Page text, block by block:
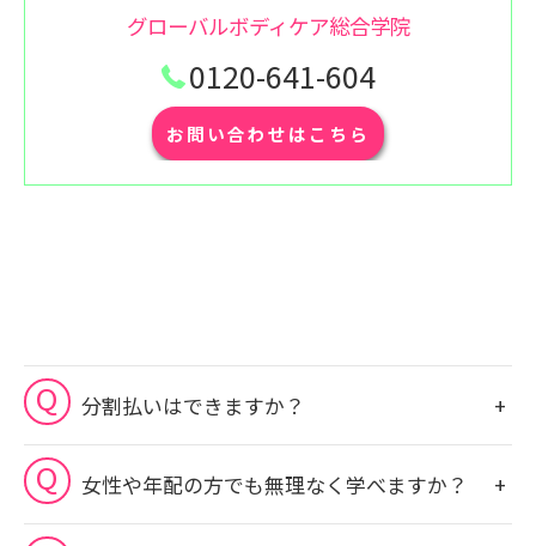
グローバルボディケア総合学院
0120-641-604
お問い合わせはこちら
分割払いはできますか？
女性や年配の方でも無理なく学べますか？